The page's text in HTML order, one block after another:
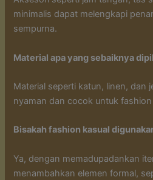
minimalis dapat melengkapi
sempurna.
Material apa yang sebaiknya
Material seperti katun, linen, dan
nyaman dan cocok untuk fashion
Bisakah fashion kasual
Ya, dengan memadupadankan
menambahkan elemen formal,